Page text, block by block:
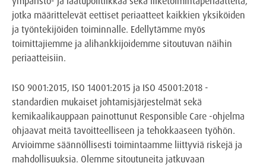
jotka määrittelevät eettiset periaatteet kaikkien yksiköiden
ja työntekijöiden toiminnalle. Edellytämme myös
toimittajiemme ja alihankkijoidemme sitoutuvan näihin
periaatteisiin.
ISO 9001:2015, ISO 14001:2015 ja ISO 45001:2018 -
standardien mukaiset johtamisjärjestelmät sekä
kemikaalikauppaan painottunut Responsible Care -ohjelma
ohjaavat meitä tavoitteelliseen ja tehokkaaseen työhön.
Arvioimme säännöllisesti toimintaamme liittyviä riskejä ja
mahdollisuuksia. Olemme sitoutuneita jatkuvaan